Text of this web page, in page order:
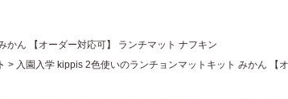
かん 【オーダー対応可】 ランチマット ナフキン
入園入学 kippis 2色使いのランチョンマットキット みかん 【